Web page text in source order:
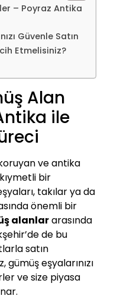
– Poyraz Antika
Güvenle Satın
Etmelisiniz?
Alan
ile
ve antika
bir
takılar ya da
önemli bir
alanlararasında
de bu
satın
eşyalarınızı
ve size piyasa